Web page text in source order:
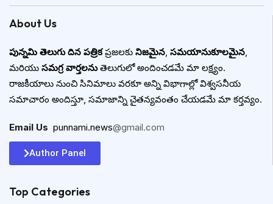
About Us
పున్నమి తెలుగు దిన పత్రికప్రజలకు నిజమైన, సమయానుకూలమైన,
మరియు సమగ్ర వార్తలనుతెలుగులో అందించడమే మా లక్ష్యం.
రాజకీయాలు నుంచి సినిమాలు వరకూ అన్ని విభాగాల్లో విశ్వసనీయ
సమాచారం అందిస్తూ, సమాజాన్ని చైతన్యవంతం చేయడమే మా కర్తవ్యం.
Email Us punnami.news@gmail.com
Author Panel
Top Categories​